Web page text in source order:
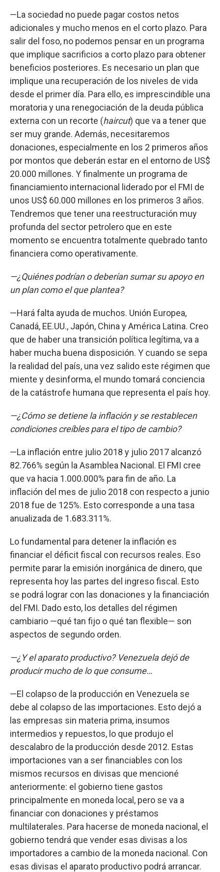
—La sociedad no puede pagar costos netos
adicionales y mucho menos en el corto plazo. Para
salir del foso, no podemos pensar en un programa
que implique sacrificios a corto plazo para obtener
beneficios posteriores. Es necesario un plan que
implique una recuperación de los niveles de vida
desde el primer día. Para ello, es imprescindible una
moratoria y una renegociación de la deuda pública
externa con un recorte (haircut) que va a tener que
ser muy grande. Además, necesitaremos
donaciones, especialmente en los 2 primeros años
por montos que deberán estar en el entorno de US$
20.000 millones. Y finalmente un programa de
financiamiento internacional liderado por el FMI de
unos US$ 60.000 millones en los primeros 3 años.
Tendremos que tener una reestructuración muy
profunda del sector petrolero que en este
momento se encuentra totalmente quebrado tanto
financiera como operativamente.
—¿Quiénes podrían o deberían sumar su apoyo en
un plan como el que plantea?
—Hará falta ayuda de muchos. Unión Europea,
Canadá, EE.UU., Japón, China y América Latina. Creo
que de haber una transición política legítima, va a
haber mucha buena disposición. Y cuando se sepa
la realidad del país, una vez salido este régimen que
miente y desinforma, el mundo tomará conciencia
de la catástrofe humana que representa el país hoy.
—¿Cómo se detiene la inflación y se restablecen
condiciones creíbles para el tipo de cambio?
—La inflación entre julio 2018 y julio 2017 alcanzó
82.766% según la Asamblea Nacional. El FMI cree
que va hacia 1.000.000% para fin de año. La
inflación del mes de julio 2018 con respecto a junio
2018 fue de 125%. Esto corresponde a una tasa
anualizada de 1.683.311%.
Lo fundamental para detener la inflación es
financiar el déficit fiscal con recursos reales. Eso
permite parar la emisión inorgánica de dinero, que
representa hoy las partes del ingreso fiscal. Esto
se podrá lograr con las donaciones y la financiación
del FMI. Dado esto, los detalles del régimen
cambiario —qué tan fijo o qué tan flexible— son
aspectos de segundo orden.
—¿Y el aparato productivo? Venezuela dejó de
producir mucho de lo que consume…
—El colapso de la producción en Venezuela se
debe al colapso de las importaciones. Esto dejó a
las empresas sin materia prima, insumos
intermedios y repuestos, lo que produjo el
descalabro de la producción desde 2012. Estas
importaciones van a ser financiables con los
mismos recursos en divisas que mencioné
anteriormente: el gobierno tiene gastos
principalmente en moneda local, pero se va a
financiar con donaciones y préstamos
multilaterales. Para hacerse de moneda nacional, el
gobierno tendrá que vender esas divisas a los
importadores a cambio de la moneda nacional. Con
esas divisas el aparato productivo podrá arrancar.